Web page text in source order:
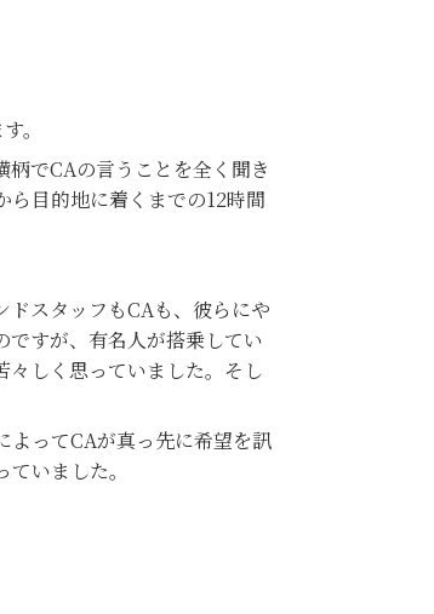
。
でCAの言うことを全く聞き
ら目的地に着くまでの12時間
スタッフもCAも、彼らにや
すが、有名人が搭乗してい
しく思っていました。そし
ってCAが真っ先に希望を訊
いました。